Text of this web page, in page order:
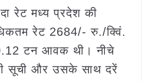
रेट मध्य प्रदेश की
रेट 2684/- रु./क्विं.
टन आवक थी। नीचे
सूची और उसके साथ दरें